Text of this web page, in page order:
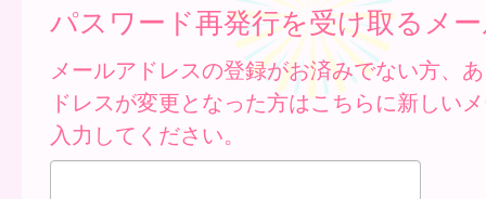
パスワード再発行を受け取るメ
メールアドレスの登録がお済みでない方、
ドレスが変更となった方はこちらに新しい
入力してください。